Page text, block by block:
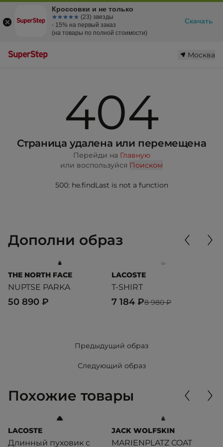
Москва
404
Страница удалена или перемещена
Перейди на Главную
или воспользуйся Поиском
500: he.findLast is not a function
Дополни образ
THE NORTH FACE
NUPTSE PARKA
50 890 ₽
LACOSTE
T-SHIRT
8 980 ₽
7 184 ₽
Предыдущий образ
Следующий образ
Похожие товары
LACOSTE
Длинный пуховик с
JACK WOLFSKIN
MARIENPLATZ COAT
Кроссовки и не только
☆☆☆☆☆
★★★★★ (23) звезды
- 15% на первый заказ
(на товары по полной стоимости)
Скачать